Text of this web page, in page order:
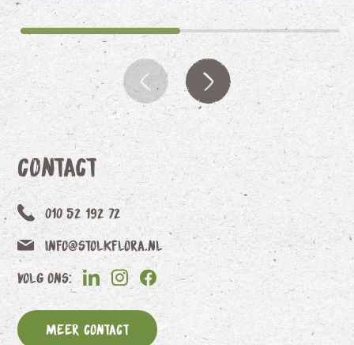
Contact
010 52 192 72
info@stolkflora.nl
Volg ons:
Meer contact